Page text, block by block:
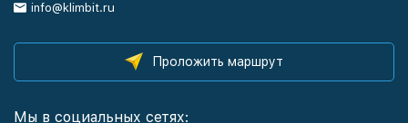
info@klimbit.ru
Проложить маршрут
Мы в социальных сетях: